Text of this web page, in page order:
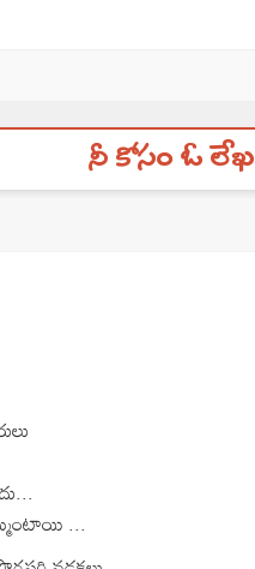
నీ కోసం ఓ లేఖ
...